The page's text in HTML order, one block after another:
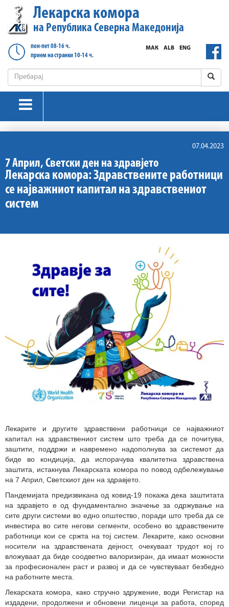
Лекарска комора
на Република Северна Македонија
пон-пет 08-16 ч.
прием на странки 10-14 ч.
ENG
ALB
МАК
07.04.2023
7 Април, Светски ден на здравјето
Лекарска комора: Здравствените работници
се најважниот капитал на здравствениот
систем
Лекарите и другите здравствени работници се најважниот
капитал на здравствениот систем што треба да се почитува,
заштити, поддржи и навремено надополнува за системот да
биде во кондиција, да испорачува квалитетна здравствена
заштита, истакнува Лекарската комора по повод одбележување
на 7 Април, Светскиот ден на здравјето.
Пандемијата предизвикана од ковид-19 покажа дека заштитата
на здравјето е од фундаментално значење за одржување на
сите други системи во едно општество, поради што треба да се
инвестира во сите негови сегменти, особено во здравствените
работници кои се сржта на тој систем. Лекарите, како основни
носители на здравствената дејност, очекуваат трудот кој го
вложуваат да биде соодветно валоризиран, да имаат можности
за професионален раст и развој и да се чувствуваат безбедно
на работните места.
Лекарската комора, како стручно здружение, води Регистар на
издадени, продолжени и обновени лиценци за работа, според